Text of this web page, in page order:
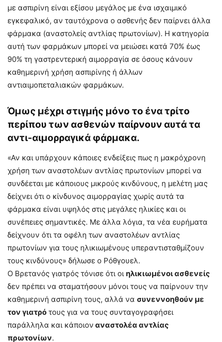
με ασπιρίνη είναι εξίσου μεγάλος με ένα ισχαιμικό
εγκεφαλικό, αν ταυτόχρονα ο ασθενής δεν παίρνει άλλα
φάρμακα (αναστολείς αντλίας πρωτονίων). Η κατηγορία
αυτή των φαρμάκων μπορεί να μειώσει κατά 70% έως
90% τη γαστρεντερική αιμορραγία σε όσους κάνουν
καθημερινή χρήση ασπιρίνης ή άλλων
αντιαιμοπεταλιακών φαρμάκων.
Όμως μέχρι στιγμής μόνο το ένα τρίτο
περίπου των ασθενών παίρνουν αυτά τα
αντι-αιμορραγικά φάρμακα.
«Αν και υπάρχουν κάποιες ενδείξεις πως η μακρόχρονη
χρήση των αναστολέων αντλίας πρωτονίων μπορεί να
συνδέεται με κάποιους μικρούς κινδύνους, η μελέτη μας
δείχνει ότι ο κίνδυνος αιμορραγίας χωρίς αυτά τα
φάρμακα είναι υψηλός στις μεγάλες ηλικίες και οι
συνέπειες σημαντικές. Με άλλα λόγια, τα νέα ευρήματα
δείχνουν ότι τα οφέλη των αναστολέων αντλίας
πρωτονίων για τους ηλικιωμένους υπεραντισταθμίζουν
τους κινδύνους» δήλωσε ο Ρόθγουελ.
Ο Βρετανός γιατρός τόνισε ότι οι ηλικιωμένοι ασθενείς
δεν πρέπει να σταματήσουν μόνοι τους να παίρνουν την
καθημερινή ασπιρίνη τους, αλλά να συνεννοηθούν με
τον γιατρό τους για να τους συνταγογραφήσει
παράλληλα και κάποιον αναστολέα αντλίας
πρωτονίων.